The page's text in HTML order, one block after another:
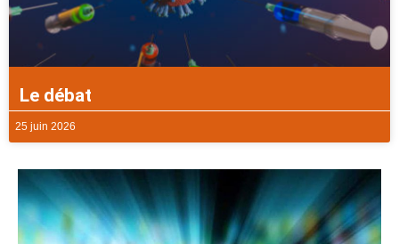
Le débat
25 juin 2026